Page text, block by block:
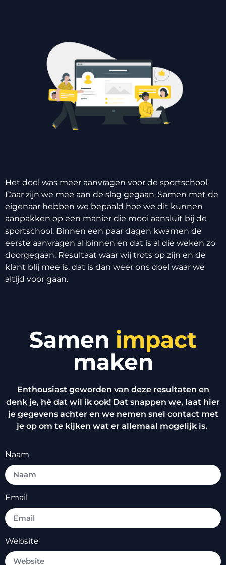
Het doel was meer aanvragen voor de sportschool.
Daar zijn we mee aan de slag gegaan. Samen met de
eigenaar hebben we bepaald hoe we dit kunnen
aanpakken op een manier die mooi aansluit bij de
sportschool. Binnen een paar dagen kwamen de
eerste aanvragen al binnen en dat is al die weken zo
doorgegaan. Resultaat waar wij trots op zijn en de
klant blij mee is, dat is dan weer ons doel waar we
altijd voor gaan.
Samen impact
maken
Enthousiast geworden van deze resultaten en
denk je, hé dat wil ik ook! Dat snappen we, laat hier
je gegevens achter en we nemen snel contact met
je op om te kijken wat er allemaal mogelijk is.
Naam
Email
Website